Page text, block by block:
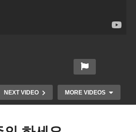
NEXT VIDEO MORE VIDEOS